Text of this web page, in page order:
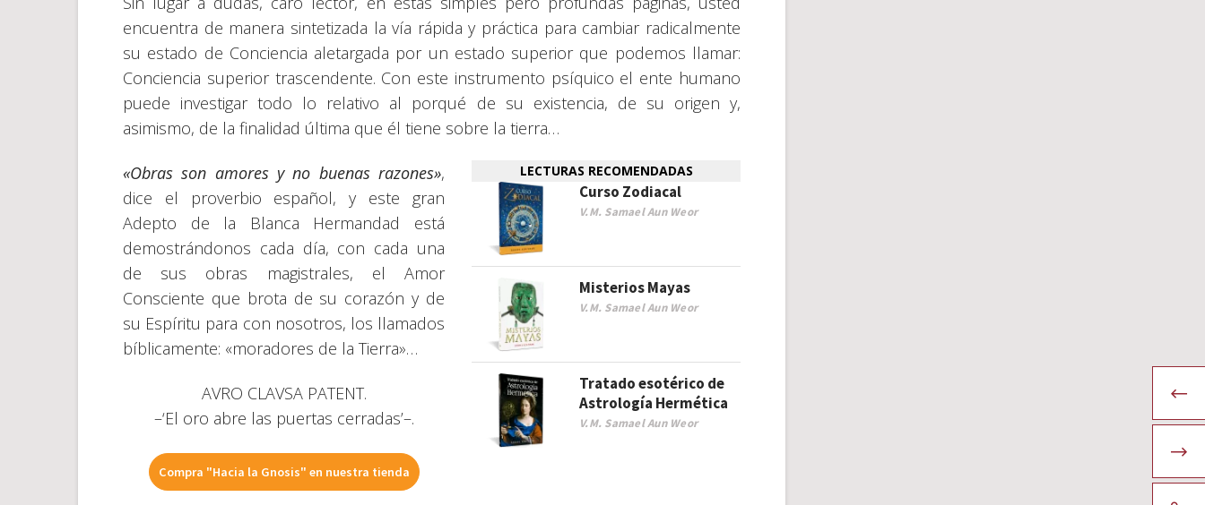
encuentra de manera sintetizada la vía rápida y práctica para cambiar radicalmente
su estado de Conciencia aletargada por un estado superior que podemos llamar:
Conciencia superior trascendente. Con este instrumento psíquico el ente humano
puede investigar todo lo relativo al porqué de su existencia, de su origen y,
asimismo, de la finalidad última que él tiene sobre la tierra…
LECTURAS RECOMENDADAS
Curso Zodiacal
V.M. Samael Aun Weor
Misterios Mayas
V.M. Samael Aun Weor
Tratado esotérico de
Astrología Hermética
V.M. Samael Aun Weor
«Obras son amores y no buenas razones»,
dice el proverbio español, y este gran
Adepto de la Blanca Hermandad está
demostrándonos cada día, con cada una
de sus obras magistrales, el Amor
Consciente que brota de su corazón y de
su Espíritu para con nosotros, los llamados
bíblicamente: «moradores de la Tierra»…
AVRO CLAVSA PATENT.
–‘El oro abre las puertas cerradas’–.
Compra "Hacia la Gnosis" en nuestra tienda